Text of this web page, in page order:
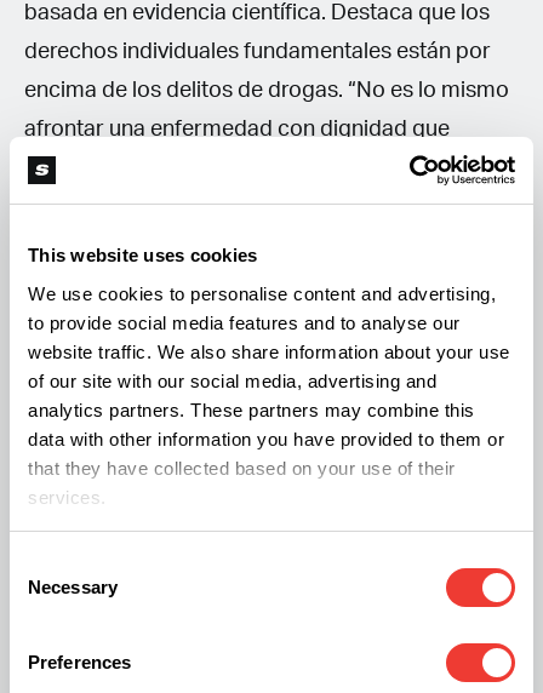
This website uses cookies
We use cookies to personalise content and advertising,
to provide social media features and to analyse our
website traffic. We also share information about your use
of our site with our social media, advertising and
analytics partners. These partners may combine this
data with other information you have provided to them or
that they have collected based on your use of their
services.
Selection
Necessary
Preferences
basada en evidencia científica. Destaca que los
derechos individuales fundamentales están por
encima de los delitos de drogas. “No es lo mismo
afrontar una enfermedad con dignidad que
siendo criminalizado” dice Héctor, y añade: “El
dolor de Juanma no puede esperar”. Finalmente
concluye diciendo que si hay un mínimo de
humanidad, se tiene que conceder esta solicitud.